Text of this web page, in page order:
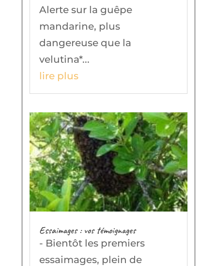
Alerte sur la guêpe
mandarine, plus
dangereuse que la
velutina*...
lire plus
Essaimages : vos témoignages
- Bientôt les premiers
essaimages, plein de